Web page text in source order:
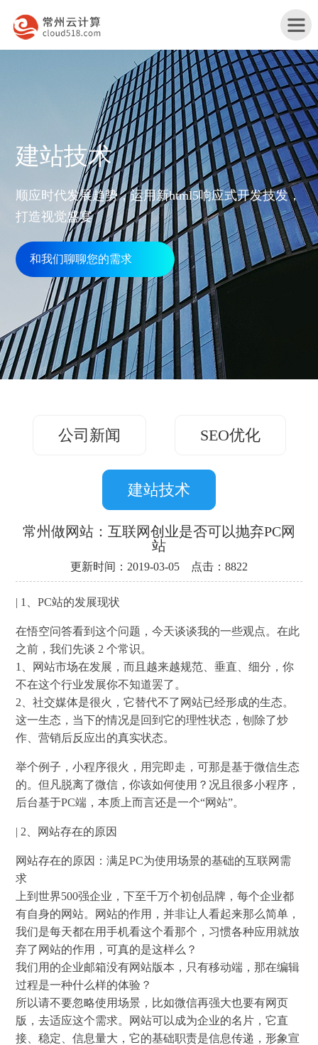
页
品
服
行
解
方
案
网
改
版
务
案
关
于
联
建站技术
顺应时代发展趋势，运用新html5响应式开发技发，
打造视觉盛宴
和我们聊聊您的需求
公司新闻 SEO优化
建站技术
常州做网站：互联网创业是否可以抛弃PC网
站
更新时间：2019-03-05 点击：8822
| 1、PC站的发展现状
在悟空问答看到这个问题，今天谈谈我的一些观点。在此
之前，我们先谈 2 个常识。
1、网站市场在发展，而且越来越规范、垂直、细分，你
不在这个行业发展你不知道罢了。
2、社交媒体是很火，它替代不了网站已经形成的生态。
这一生态，当下的情况是回到它的理性状态，刨除了炒
作、营销后反应出的真实状态。
举个例子，小程序很火，用完即走，可那是基于微信生态
的。但凡脱离了微信，你该如何使用？况且很多小程序，
后台基于PC端，本质上而言还是一个“网站”。
| 2、网站存在的原因
网站存在的原因：满足PC为使用场景的基础的互联网需
求
上到世界500强企业，下至千万个初创品牌，每个企业都
有自身的网站。网站的作用，并非让人看起来那么简单，
我们是每天都在用手机看这个看那个，习惯各种应用就放
弃了网站的作用，可真的是这样么？
我们用的企业邮箱没有网站版本，只有移动端，那在编辑
过程是一种什么样的体验？
所以请不要忽略使用场景，比如微信再强大也要有网页
版，去适应这个需求。网站可以成为企业的名片，它直
接、稳定、信息量大，它的基础职责是信息传递，形象宣